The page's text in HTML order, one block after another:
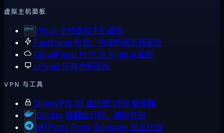
虚拟主机面板
Plesk 全栈虚拟主机面板
FastPanel 免费、快速的服务器面板
CloudPanel PHP 与 Node.js 面板
cPanel经典主机面板
VPN 与工具
OpenVPN AS 自托管 VPN 服务器
Docker 容器运行时，随时可用
MTProto Proxy Telegram 原生代理